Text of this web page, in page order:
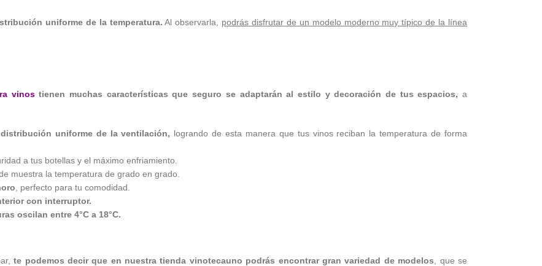
uniforme de la temperatura. Al observarla, podrás disfrutar de un modelo moderno muy típico de la línea
vinostienen muchas características que seguro se adaptarán al estilo y decoración de tus espacios, a
uniforme de la ventilación, logrando de esta manera que tus vinos reciban la temperatura de forma
a tus botellas y el máximo enfriamiento.
muestra la temperatura de grado en grado.
, perfecto para tu comodidad.
con interruptor.
oscilan entre 4°C a 18°C.
te podemos decir que en nuestra tienda vinotecauno podrás encontrar gran variedad de modelos , que se